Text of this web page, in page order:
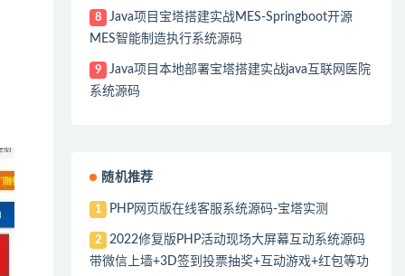
8
Java项目宝塔搭建实战MES-Springboot开源
MES智能制造执行系统源码
9
Java项目本地部署宝塔搭建实战java互联网医院
系统源码
随机推荐
1 PHP网页版在线客服系统源码-宝塔实测
2
2022修复版PHP活动现场大屏幕互动系统源码
带微信上墙+3D签到投票抽奖+互动游戏+红包等功